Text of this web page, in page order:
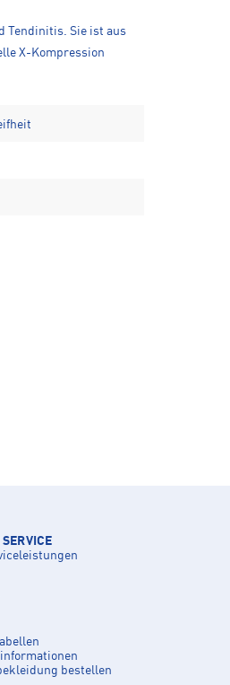
Tendinitis. Sie ist aus
X-Kompression
SERVICE
bestellen